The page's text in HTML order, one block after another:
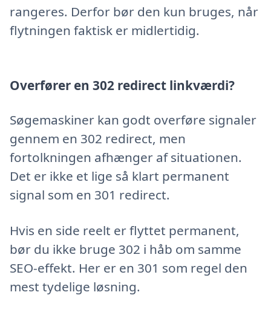
rangeres. Derfor bør den kun bruges, når
flytningen faktisk er midlertidig.
Overfører en 302 redirect linkværdi?
Søgemaskiner kan godt overføre signaler
gennem en 302 redirect, men
fortolkningen afhænger af situationen.
Det er ikke et lige så klart permanent
signal som en 301 redirect.
Hvis en side reelt er flyttet permanent,
bør du ikke bruge 302 i håb om samme
SEO-effekt. Her er en 301 som regel den
mest tydelige løsning.